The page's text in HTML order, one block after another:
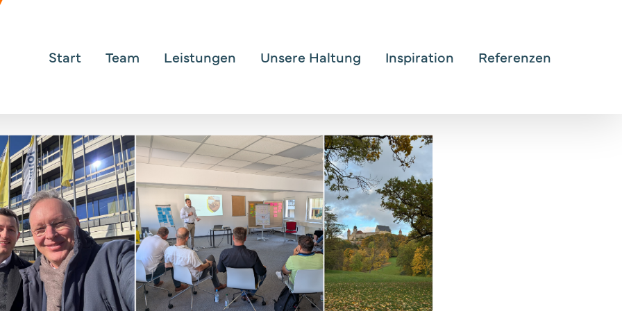
Start Team Leistungen Unsere Haltung Inspiration Referenzen